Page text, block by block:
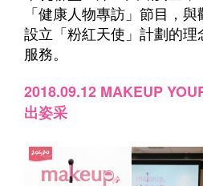
「健康人物專訪」節目，
設立「粉紅天使」計劃的
服務。
2018.09.12 MAKEUP
出姿采